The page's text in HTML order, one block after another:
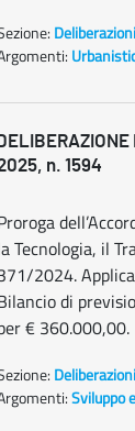
n. 1594
Tecnologia, il
2024.
di
€ 360.000,00.
Sviluppo